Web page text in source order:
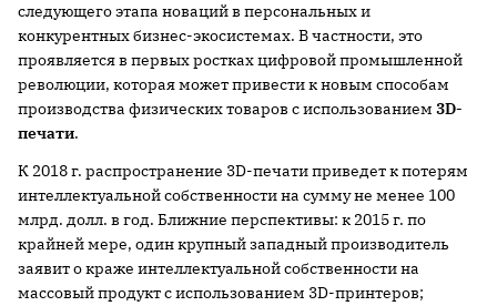
следующего этапа новаций в персональных и
конкурентных бизнес-экосистемах. В частности, это
проявляется в первых ростках цифровой промышленной
революции, которая может привести к новым способам
производства физических товаров с использованием 3D-
печати.
К 2018 г. распространение 3D-печати приведет к потерям
интеллектуальной собственности на сумму не менее 100
млрд. долл. в год. Ближние перспективы: к 2015 г. по
крайней мере, один крупный западный производитель
заявит о краже интеллектуальной собственности на
массовый продукт с использованием 3D-принтеров;